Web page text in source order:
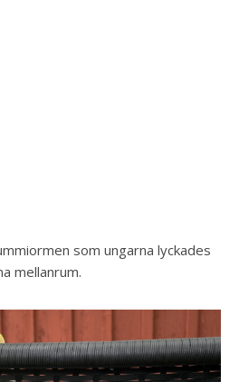
som ungarna lyckades
mellanrum.